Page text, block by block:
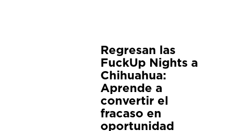
Regresan las
FuckUp Nights a
Chihuahua:
Aprende a
convertir el
fracaso en
oportunidad